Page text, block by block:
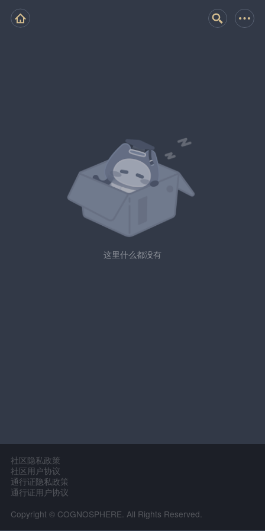
这里什么都没有
社区隐私政策
社区用户协议
通行证隐私政策
通行证用户协议
Copyright © COGNOSPHERE. All Rights Reserved.